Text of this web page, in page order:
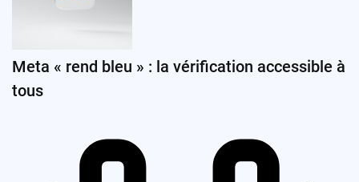
Meta « rend bleu » : la vérification accessible à
tous